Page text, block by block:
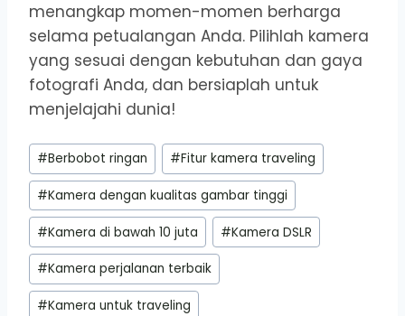
menangkap momen-momen berharga
selama petualangan Anda. Pilihlah kamera
yang sesuai dengan kebutuhan dan gaya
fotografi Anda, dan bersiaplah untuk
menjelajahi dunia!
Post
Tags:
#Berbobot ringan #Fitur kamera traveling
#Kamera dengan kualitas gambar tinggi
#Kamera di bawah 10 juta #Kamera DSLR
#Kamera perjalanan terbaik
#Kamera untuk traveling